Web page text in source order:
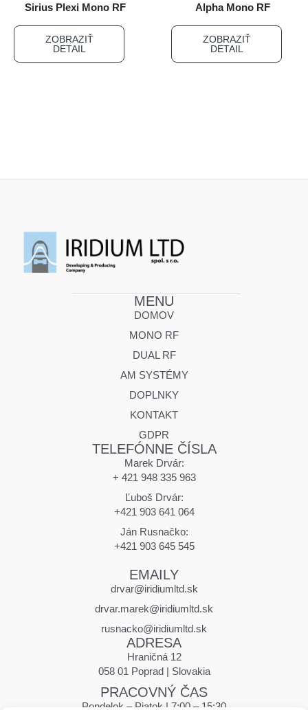
Sirius Plexi Mono RF
ZOBRAZIŤ
DETAIL
Alpha Mono RF
ZOBRAZIŤ
DETAIL
MENU
DOMOV
MONO RF
DUAL RF
AM SYSTÉMY
DOPLNKY
KONTAKT
GDPR
TELEFÓNNE ČÍSLA
Marek Drvár:
+ 421 948 335 963
Ľuboš Drvár:
+421 903 641 064
Ján Rusnačko:
+421 903 645 545
EMAILY
drvar@iridiumltd.sk
drvar.marek@iridiumltd.sk
rusnacko@iridiumltd.sk
ADRESA
Hraničná 12
058 01 Poprad | Slovakia
PRACOVNÝ ČAS
Pondelok – Piatok | 7:00 – 15:30